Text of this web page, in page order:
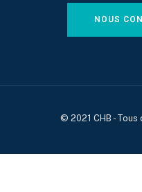
NOUS
© 2021 CHB -